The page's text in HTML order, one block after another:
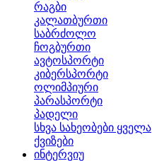
რაგბი
კალათბურთი
საბრძოლო
ჩოგბურთი
ავტოსპორტი
კიბერსპორტი
ოლიმპიური
პარასპორტი
პადელი
სხვა სახეობები ყველა
ქვიზები
ინტერვიუ